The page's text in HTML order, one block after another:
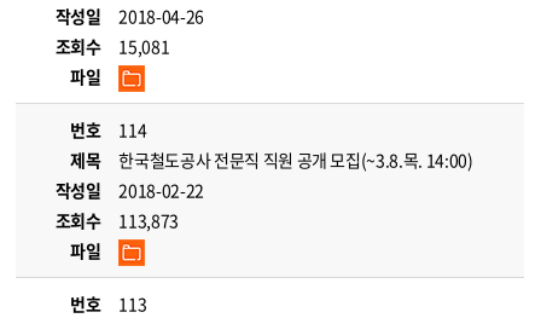
작성일
2018-04-26
조회수
15,081
파일
번호
114
제목
한국철도공사 전문직 직원 공개 모집(~3.8.목. 14:00)
작성일
2018-02-22
조회수
113,873
파일
번호
113